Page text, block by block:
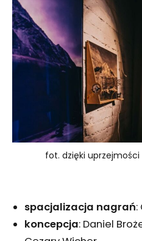
fot. dzięki uprzejmości
spacjalizacja nagrań:
koncepcja: Daniel